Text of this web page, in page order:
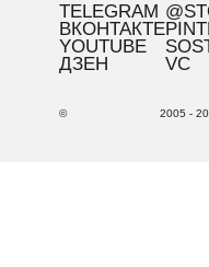
TELEGRAM
ВКОНТАКТЕ
YOUTUBE
ДЗЕН
VC
© 2005 -